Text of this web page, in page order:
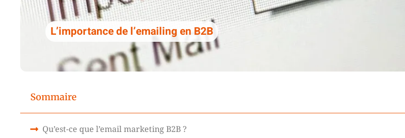
L’importance de l’emailing en B2B
Sommaire
Qu’est-ce que l’email marketing B2B ?